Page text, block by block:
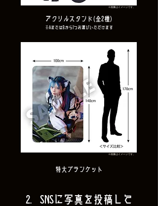
※画像はイメージです。
アクリルスタンド(全2種)
​※AまたはBから1つお選びいただけます
※画像はイメージです。
特大ブランケット
2. SNSに写真を投稿して